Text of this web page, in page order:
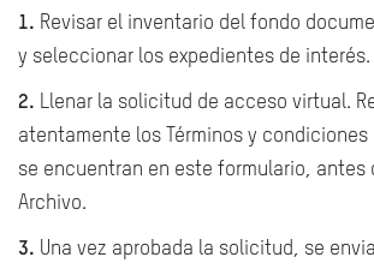
1. Revisar el inventario del fondo
y seleccionar los expedientes de interés.
2. Llenar la solicitud de acceso virtual.
atentamente los Términos y condiciones
se encuentran en este formulario, antes
Archivo.
3. Una vez aprobada la solicitud, se